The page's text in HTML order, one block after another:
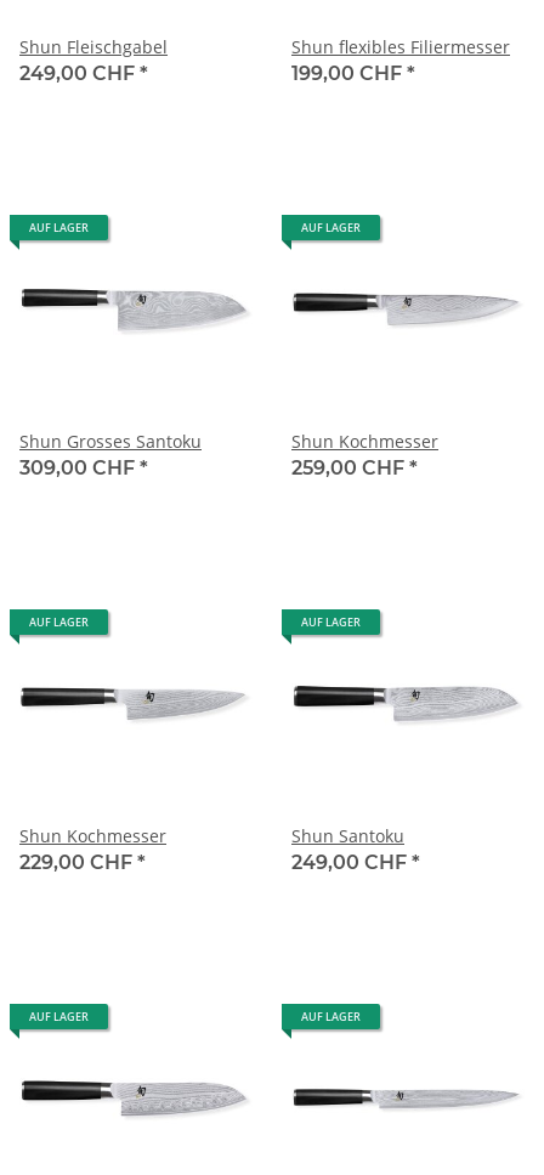
Shun Fleischgabel
249,00 CHF *
Shun flexibles Filiermesser
199,00 CHF *
AUF LAGER
Shun Grosses Santoku
309,00 CHF *
AUF LAGER
Shun Kochmesser
259,00 CHF *
AUF LAGER
Shun Kochmesser
229,00 CHF *
AUF LAGER
Shun Santoku
249,00 CHF *
AUF LAGER AUF LAGER